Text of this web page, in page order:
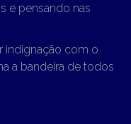
e pensando nas
indignação com o
a bandeira de todos